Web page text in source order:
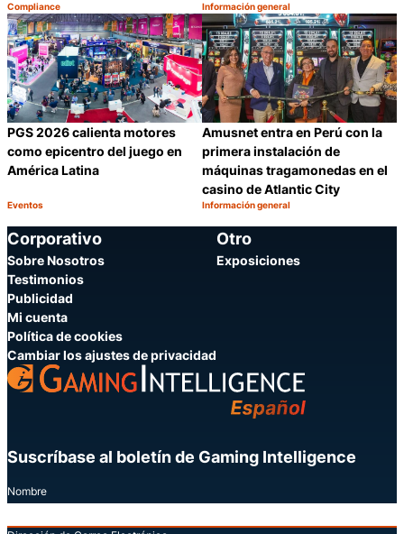
Categoría:
Compliance
Compartir
Categoría:
Información general
PGS 2026 calienta motores
como epicentro del juego en
América Latina
Categoría:
Eventos
Compartir
Amusnet entra en Perú con la
primera instalación de
máquinas tragamonedas en el
casino de Atlantic City
Categoría:
Información general
Corporativo
Sobre Nosotros
Testimonios
Publicidad
Mi cuenta
Política de cookies
Cambiar los ajustes de privacidad
Otro
Exposiciones
Suscríbase al boletín de Gaming Intelligence
Nombre